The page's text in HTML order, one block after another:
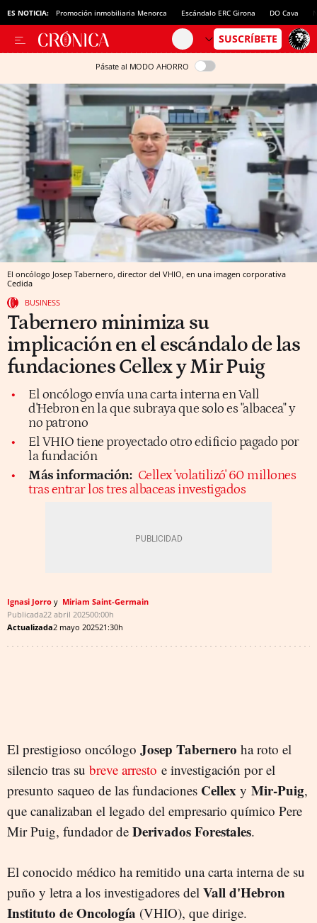
ES NOTICIA: Promoción inmobiliaria Menorca Escándalo ERC Girona DO Cava
Pásate al MODO AHORRO
El oncólogo Josep Tabernero, director del VHIO, en una imagen corporativa
Cedida
BUSINESS
Tabernero minimiza su
implicación en el escándalo de las
fundaciones Cellex y Mir Puig
El oncólogo envía una carta interna en Vall
d'Hebron en la que subraya que solo es "albacea" y
no patrono
El VHIO tiene proyectado otro edificio pagado por
la fundación
Más información: Cellex 'volatilizó' 60 millones
tras entrar los tres albaceas investigados
Ignasi Jorro
Miriam Saint-Germain
Publicada22 abril 202500:00h
Actualizada2 mayo 202521:30h
El prestigioso oncólogo Josep Tabernero ha roto el
silencio tras su breve arresto e investigación por el
presunto saqueo de las fundaciones Cellex y Mir-Puig,
que canalizaban el legado del empresario químico Pere
Mir Puig, fundador de Derivados Forestales.
El conocido médico ha remitido una carta interna de su
puño y letra a los investigadores del Vall d'Hebron
Instituto de Oncología (VHIO), que dirige.